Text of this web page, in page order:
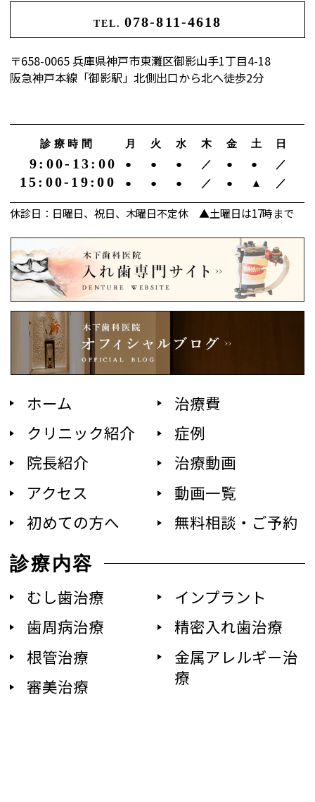
TEL. 078-811-4618
〒658-0065 兵庫県神戸市東灘区御影山手1丁目4-18
阪急神戸本線「御影駅」北側出口から北へ徒歩2分
診療時間 月 火 水 木 金 土 日
9:00-13:00 ● ● ● ／ ● ● ／
15:00-19:00 ● ● ● ／ ● ▲ ／
休診日：日曜日、祝日、木曜日不定休 ▲土曜日は17時まで
ホーム
クリニック紹介
院長紹介
アクセス
初めての方へ
治療費
症例
治療動画
動画一覧
無料相談・ご予約
診療内容
むし歯治療
歯周病治療
根管治療
審美治療
インプラント
精密入れ歯治療
金属アレルギー治
療